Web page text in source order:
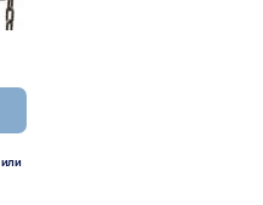
или